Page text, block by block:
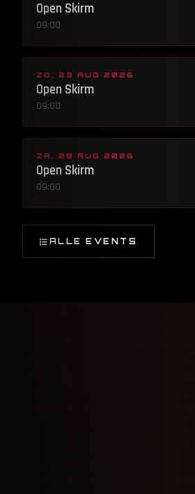
Open Skirm
09:00
ZO, 23 AUG 2026
Open Skirm
09:00
ZA, 29 AUG 2026
Open Skirm
09:00
ALLE EVENTS